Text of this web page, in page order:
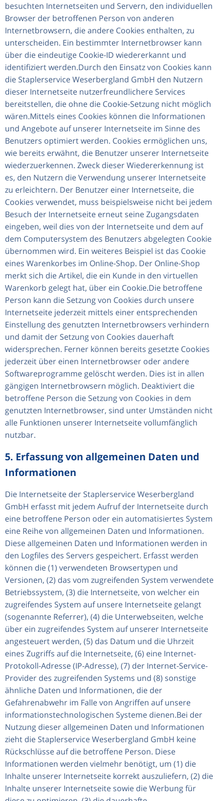
besuchten Internetseiten und Servern, den individuellen
Browser der betroffenen Person von anderen
Internetbrowsern, die andere Cookies enthalten, zu
unterscheiden. Ein bestimmter Internetbrowser kann
über die eindeutige Cookie-ID wiedererkannt und
identifiziert werden.Durch den Einsatz von Cookies kann
die Staplerservice Weserbergland GmbH den Nutzern
dieser Internetseite nutzerfreundlichere Services
bereitstellen, die ohne die Cookie-Setzung nicht möglich
wären.Mittels eines Cookies können die Informationen
und Angebote auf unserer Internetseite im Sinne des
Benutzers optimiert werden. Cookies ermöglichen uns,
wie bereits erwähnt, die Benutzer unserer Internetseite
wiederzuerkennen. Zweck dieser Wiedererkennung ist
es, den Nutzern die Verwendung unserer Internetseite
zu erleichtern. Der Benutzer einer Internetseite, die
Cookies verwendet, muss beispielsweise nicht bei jedem
Besuch der Internetseite erneut seine Zugangsdaten
eingeben, weil dies von der Internetseite und dem auf
dem Computersystem des Benutzers abgelegten Cookie
übernommen wird. Ein weiteres Beispiel ist das Cookie
eines Warenkorbes im Online-Shop. Der Online-Shop
merkt sich die Artikel, die ein Kunde in den virtuellen
Warenkorb gelegt hat, über ein Cookie.Die betroffene
Person kann die Setzung von Cookies durch unsere
Internetseite jederzeit mittels einer entsprechenden
Einstellung des genutzten Internetbrowsers verhindern
und damit der Setzung von Cookies dauerhaft
widersprechen. Ferner können bereits gesetzte Cookies
jederzeit über einen Internetbrowser oder andere
Softwareprogramme gelöscht werden. Dies ist in allen
gängigen Internetbrowsern möglich. Deaktiviert die
betroffene Person die Setzung von Cookies in dem
genutzten Internetbrowser, sind unter Umständen nicht
alle Funktionen unserer Internetseite vollumfänglich
nutzbar.
5. Erfassung von allgemeinen Daten und
Informationen
Die Internetseite der Staplerservice Weserbergland
GmbH erfasst mit jedem Aufruf der Internetseite durch
eine betroffene Person oder ein automatisiertes System
eine Reihe von allgemeinen Daten und Informationen.
Diese allgemeinen Daten und Informationen werden in
den Logfiles des Servers gespeichert. Erfasst werden
können die (1) verwendeten Browsertypen und
Versionen, (2) das vom zugreifenden System verwendete
Betriebssystem, (3) die Internetseite, von welcher ein
zugreifendes System auf unsere Internetseite gelangt
(sogenannte Referrer), (4) die Unterwebseiten, welche
über ein zugreifendes System auf unserer Internetseite
angesteuert werden, (5) das Datum und die Uhrzeit
eines Zugriffs auf die Internetseite, (6) eine Internet-
Protokoll-Adresse (IP-Adresse), (7) der Internet-Service-
Provider des zugreifenden Systems und (8) sonstige
ähnliche Daten und Informationen, die der
Gefahrenabwehr im Falle von Angriffen auf unsere
informationstechnologischen Systeme dienen.Bei der
Nutzung dieser allgemeinen Daten und Informationen
zieht die Staplerservice Weserbergland GmbH keine
Rückschlüsse auf die betroffene Person. Diese
Informationen werden vielmehr benötigt, um (1) die
Inhalte unserer Internetseite korrekt auszuliefern, (2) die
Inhalte unserer Internetseite sowie die Werbung für